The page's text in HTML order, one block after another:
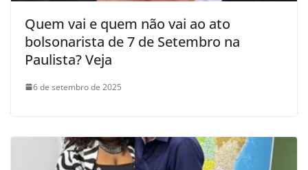
Quem vai e quem não vai ao ato
bolsonarista de 7 de Setembro na
Paulista? Veja
6 de setembro de 2025